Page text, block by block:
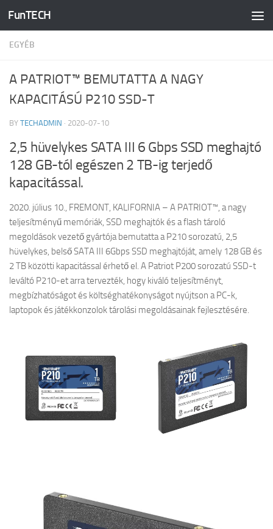
Skip to content
FunTECH
EGYÉB
A PATRIOT™ BEMUTATTA A NAGY
KAPACITÁSÚ P210 SSD-T
BY TECHADMIN · 2020-07-10
2,5 hüvelykes SATA III 6 Gbps SSD meghajtó
128 GB-tól egészen 2 TB-ig terjedő
kapacitással.
2020. július 10., FREMONT, KALIFORNIA – A PATRIOT™, a nagy
teljesítményű memóriák, SSD meghajtók és a flash tároló
megoldások vezető gyártója bemutatta a P210 sorozatú, 2,5
hüvelykes, belső SATA III 6Gbps SSD meghajtóját, amely 128 GB és
2 TB közötti kapacitással érhető el. A Patriot P200 sorozatú SSD-t
leváltó P210-et arra tervezték, hogy kiváló teljesítményt,
megbízhatóságot és költséghatékonyságot nyújtson a PC-k,
laptopok és játékkonzolok tárolási megoldásainak fejlesztésére.